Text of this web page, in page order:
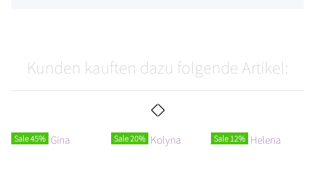
Kunden kauften dazu folgende Artikel:
Sale 45% Sale 20% Sale 12%